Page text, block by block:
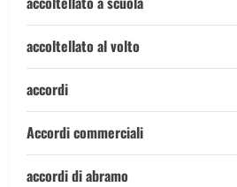
accoltellato al volto
accordi
Accordi commerciali
accordi di abramo